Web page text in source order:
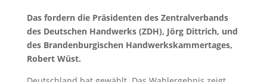
Das fordern die Präsidenten des Zentralverbands
des Deutschen Handwerks (ZDH), Jörg Dittrich, und
des Brandenburgischen Handwerkskammertages,
Robert Wüst.